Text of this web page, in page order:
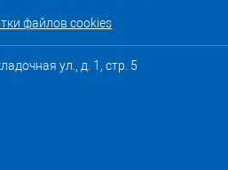
файлов cookies
ул., д. 1, стр. 5